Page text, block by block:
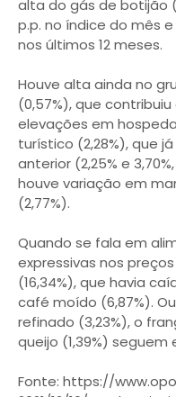
alta do gás de botijão
p.p. no índice do mês
nos últimos 12 meses.
Houve alta ainda no
(0,57%), que
elevações em
turístico (2,28%), que
anterior (2,25% e
houve variação em
(2,77%).
Quando se fala em
expressivas nos
(16,34%), que havia
café moído (6,87%).
refinado (3,23%), o
queijo (1,39%) seguem
Fonte: https://